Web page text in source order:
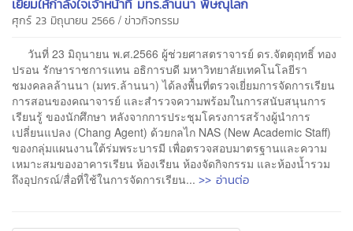
ศุกร์ 23 มิถุนายน 2566 / ข่าวกิจกรรม
วันที่ 23 มิถุนายน พ.ศ.2566 ผู้ช่วยศาสตราจารย์ ดร.จัตตุฤทธิ์ ทอง
ปรอน รักษาราชการแทน อธิการบดี มหาวิทยาลัยเทคโนโลยีรา
ชมงคลลล้านนา (มทร.ล้านนา) ได้ลงพื้นที่ตรวจเยี่ยมการจัดการเรียน
การสอนของคณาจารย์ และสำรวจความพร้อมในการสนับสนุนการ
เรียนรู้ ของนักศึกษา หลังจากการประชุมโครงการสร้างผู้นำการ
เปลี่ยนแปลง (Chang Agent) ด้วยกลไก NAS (New Academic Staff)
ของกลุ่มแผนงานใต้ร่มพระบารมี เพื่อตรวจสอบมาตรฐานและความ
เหมาะสมของอาคารเรียน ห้องเรียน ห้องจัดกิจกรรม และห้องน้ำรวม
ถึงอุปกรณ์/สื่อที่ใช้ในการจัดการเรียน... >> อ่านต่อ